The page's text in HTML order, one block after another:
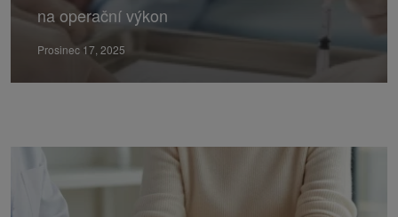
na operační výkon
Prosinec 17, 2025